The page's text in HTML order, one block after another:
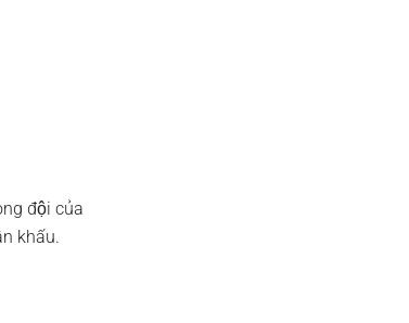
đội của
khấu.